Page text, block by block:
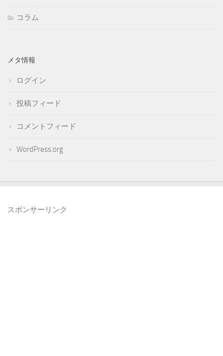
コラム
メタ情報
ログイン
投稿フィード
コメントフィード
WordPress.org
スポンサーリンク